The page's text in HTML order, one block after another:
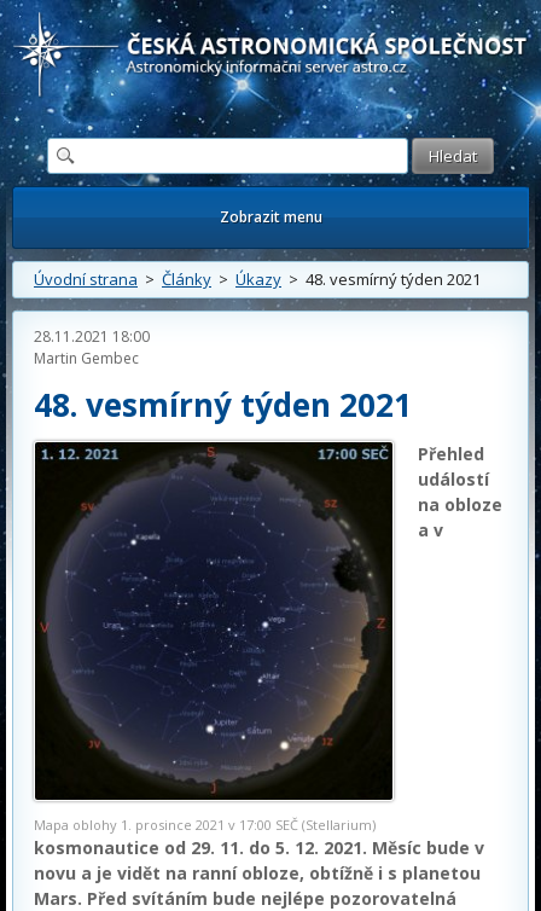
Česká astronomická společnost - Informační astronomický server
Zobrazit menu
Úvodní strana > Články > Úkazy > 48. vesmírný týden 2021
28.11.2021 18:00
Martin Gembec
48. vesmírný týden 2021
Mapa oblohy 1. prosince 2021 v 17:00 SEČ (Stellarium)
Přehled
událostí
na obloze
a v
kosmonautice od 29. 11. do 5. 12. 2021. Měsíc bude v
novu a je vidět na ranní obloze, obtížně i s planetou
Mars. Před svítáním bude nejlépe pozorovatelná